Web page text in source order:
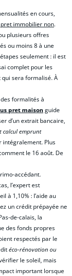
en cours,
immobilier non.
plusieurs offres
ou moins 8 à une
seulement : il est
complet pour les
qui sera formalisé. À
formalités à
pret maison guide
d’un extrait bancaire,
calcul emprunt
intégralement. Plus
le 16 août. De
accédant.
l’expert est
à 1,10% : l’aide au
un crédit prépayée ne
de-calais, la
des fonds propres
respectés par le
éco-rénovation ou
le soleil, mais
important lorsque